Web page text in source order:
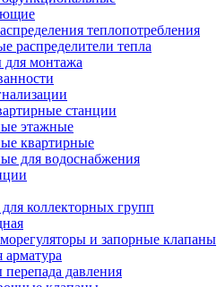
теплопотребления
распределители тепла
монтажа
станции
этажные
квартирные
для водоснабжения
коллекторных групп
и запорные клапаны
арматура
перепада давления